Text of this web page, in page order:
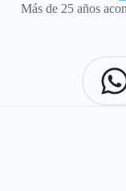
Más de 25 años